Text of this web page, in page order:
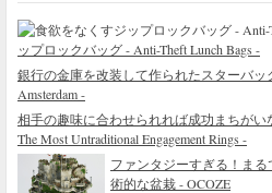
ップロックバッグ - Anti-Theft Lunch Bags -
銀行の金庫を改装して作られたスターバッ
Amsterdam -
相手の趣味に合わせられれば成功まちが
The Most Untraditional Engagement Rings -
ファンタジーすぎる！ま
術的な盆栽 - OCOZE